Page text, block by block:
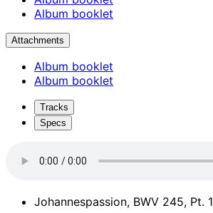
Album booklet
Attachments
Album booklet
Album booklet
Tracks
Specs
Johannespassion, BWV 245, Pt. 1